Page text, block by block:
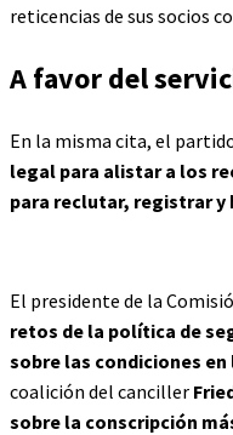
reticencias de sus socios
A favor del
En la misma cita, el
legal para alistar a los
para reclutar, registrar y
El presidente de la
retos de la política de
sobre las condiciones
coalición del canciller
sobre la conscripción